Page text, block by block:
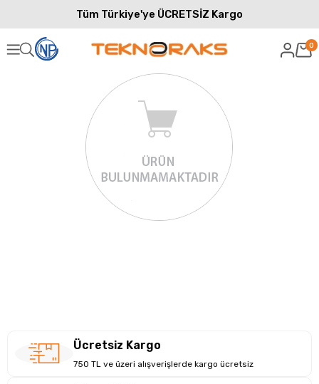
Tüm Türkiye'ye ÜCRETSİZ Kargo
0
Ücretsiz Kargo
750 TL ve üzeri alışverişlerde kargo ücretsiz